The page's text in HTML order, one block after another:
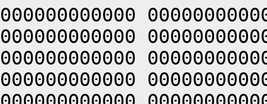
000000000000
000000000000
000000000000
000000000000